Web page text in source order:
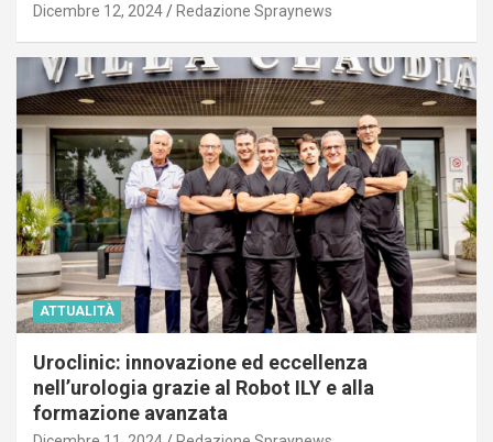
Dicembre 12, 2024 Redazione Spraynews
ATTUALITÀ
Uroclinic: innovazione ed eccellenza
nell’urologia grazie al Robot ILY e alla
formazione avanzata